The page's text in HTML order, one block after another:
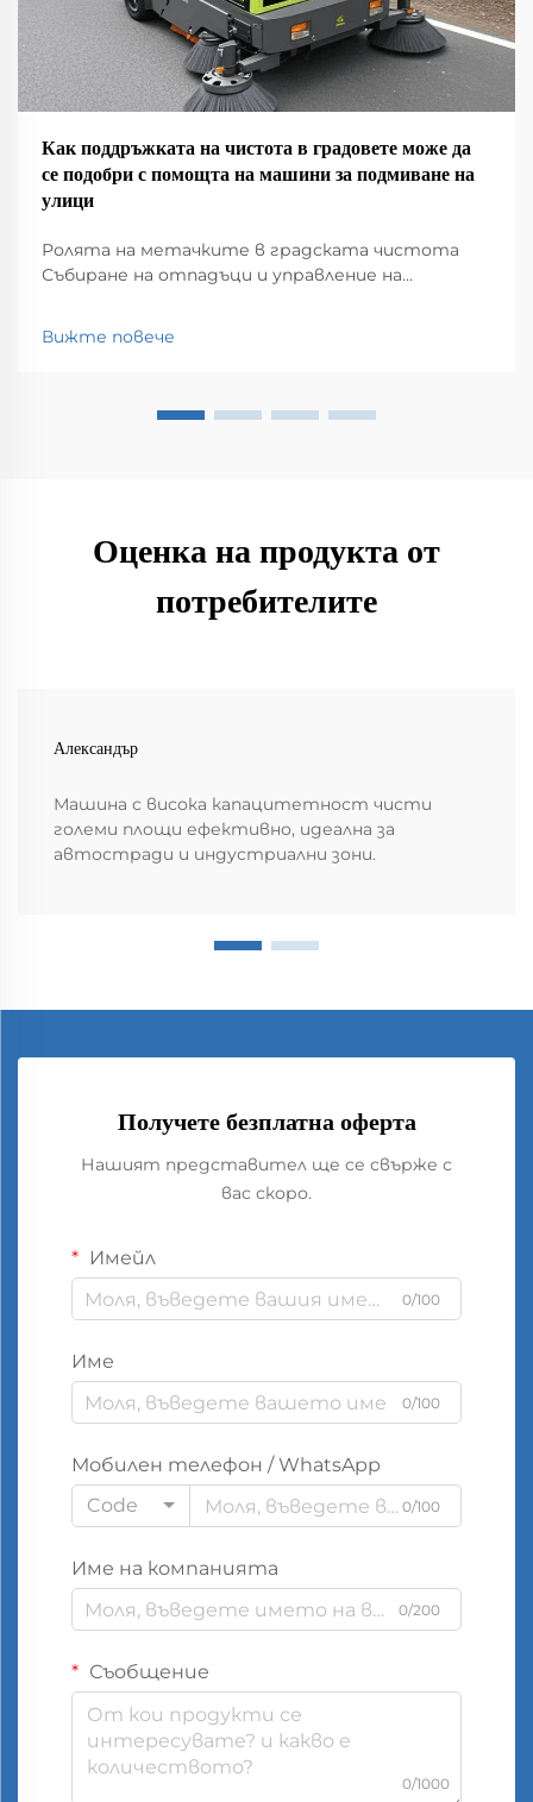
Как поддръжката на чистота в градовете може да
се подобри с помощта на машини за подмиване на
улици
Ролята на метачките в градската чистота
Събиране на отпадъци и управление на
поддържането на чистотата в нашите
градове, като събират всякакви неща, които се
Вижте повече
Оценка на продукта от
потребителите
Александър
Машина с висока капацитетност чисти
големи площи ефективно, идеална за
автостради и индустриални зони.
Получете безплатна оферта
Нашият представител ще се свърже с
вас скоро.
Имейл
0/100
Име
0/100
Мобилен телефон / WhatsApp
Code
0/100
Име на компанията
0/200
Съобщение
0/1000